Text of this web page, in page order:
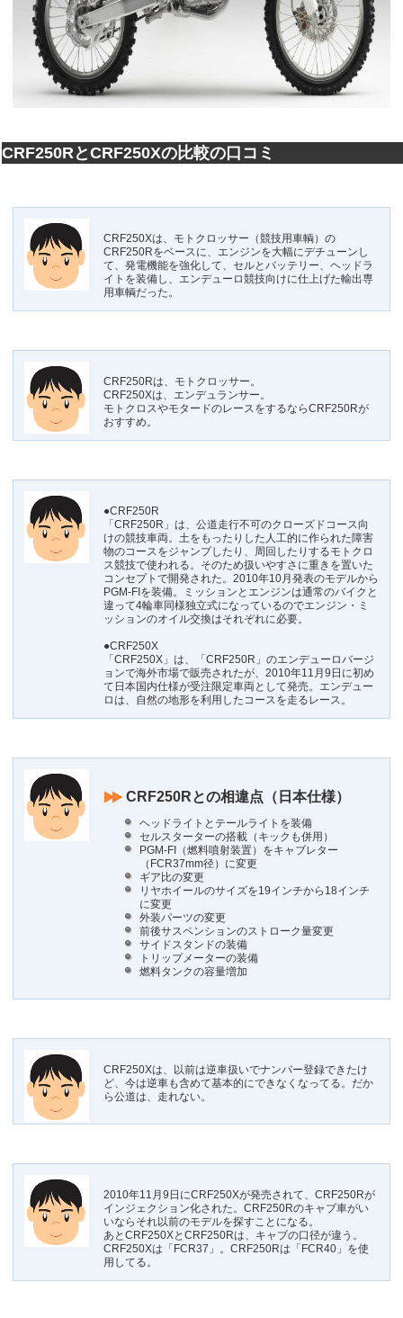
CRF250RとCRF250Xの比較の口コミ
CRF250Xは、モトクロッサー（競技用車輌）の
CRF250Rをベースに、エンジンを大幅にデチューンし
て、発電機能を強化して、セルとバッテリー、ヘッドラ
イトを装備し、エンデューロ競技向けに仕上げた輸出専
用車輌だった。
CRF250Rは、モトクロッサー。
CRF250Xは、エンデュランサー。
モトクロスやモタードのレースをするならCRF250Rが
おすすめ。
●CRF250R
「CRF250R」は、公道走行不可のクローズドコース向
けの競技車両。土をもったりした人工的に作られた障害
物のコースをジャンプしたり、周回したりするモトクロ
ス競技で使われる。そのため扱いやすさに重きを置いた
コンセプトで開発された。2010年10月発表のモデルから
PGM-FIを装備。ミッションとエンジンは通常のバイクと
違って4輪車同様独立式になっているのでエンジン・ミ
ッションのオイル交換はそれぞれに必要。
●CRF250X
「CRF250X」は、「CRF250R」のエンデューロバージ
ョンで海外市場で販売されたが、2010年11月9日に初め
て日本国内仕様が受注限定車両として発売。エンデュー
ロは、自然の地形を利用したコースを走るレース。
CRF250Rとの相違点（日本仕様）
ヘッドライトとテールライトを装備
セルスターターの搭載（キックも併用）
PGM-FI（燃料噴射装置）をキャブレター
（FCR37mm径）に変更
ギア比の変更
リヤホイールのサイズを19インチから18インチ
に変更
外装パーツの変更
前後サスペンションのストローク量変更
サイドスタンドの装備
トリップメーターの装備
燃料タンクの容量増加
CRF250Xは、以前は逆車扱いでナンバー登録できたけ
ど、今は逆車も含めて基本的にできなくなってる。だか
ら公道は、走れない。
2010年11月9日にCRF250Xが発売されて、CRF250Rが
インジェクション化された。CRF250Rのキャブ車がい
いならそれ以前のモデルを探すことになる。
あとCRF250XとCRF250Rは、キャブの口径が違う。
CRF250Xは「FCR37」。CRF250Rは「FCR40」を使
用してる。